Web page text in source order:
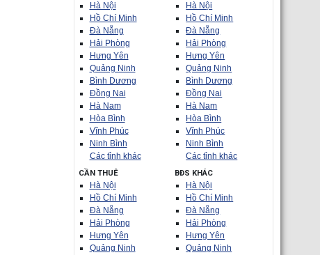
Hà Nội
Hồ Chí Minh
Đà Nẵng
Hải Phòng
Hưng Yên
Quảng Ninh
Bình Dương
Đồng Nai
Hà Nam
Hòa Bình
Vĩnh Phúc
Ninh Bình
Các tỉnh khác
Hà Nội
Hồ Chí Minh
Đà Nẵng
Hải Phòng
Hưng Yên
Quảng Ninh
Bình Dương
Đồng Nai
Hà Nam
Hòa Bình
Vĩnh Phúc
Ninh Bình
Các tỉnh khác
CẦN THUÊ
Hà Nội
Hồ Chí Minh
Đà Nẵng
Hải Phòng
Hưng Yên
Quảng Ninh
BĐS KHÁC
Hà Nội
Hồ Chí Minh
Đà Nẵng
Hải Phòng
Hưng Yên
Quảng Ninh